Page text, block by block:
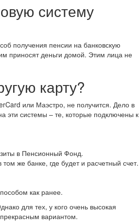
систему
получения пенсии на банковскую
приносят деньги домой. Этим лица не
карту?
или Маэстро, не получится. Дело в
эти системы – те, которые подключены к
в Пенсионный Фонд.
же банке, где будет и расчетный счет.
как ранее.
для тех, у кого очень высокая
вариантом.